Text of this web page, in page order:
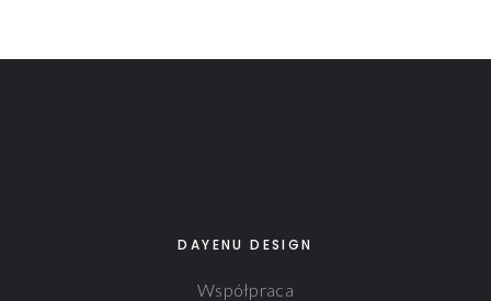
DAYENU DESIGN
Współpraca